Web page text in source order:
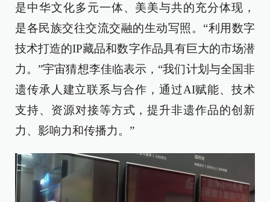
是中华文化多元一体、美美与共的充分体现，
是各民族交往交流交融的生动写照。“利用数字
技术打造的IP藏品和数字作品具有巨大的市场潜
力。”宇宙猜想李佳临表示，“我们计划与全国非
遗传承人建立联系与合作，通过AI赋能、技术
支持、资源对接等方式，提升非遗作品的创新
力、影响力和传播力。”